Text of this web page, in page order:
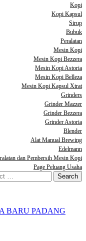
Kopi
Kopi Kapsul
Sirup
Bubuk
Peralatan
Mesin Kopi
Mesin Kopi Bezzera
Mesin Kopi Astoria
Mesin Kopi Belleza
Mesin Kopi Kapsul Xtrat
Grinders
Grinder Mazzer
Grinder Bezzera
Grinder Astoria
Blender
Alat Manual Brewing
Edelmann
dan Pembersih Mesin Kopi
Page Peluang Usaha
BARU PADANG